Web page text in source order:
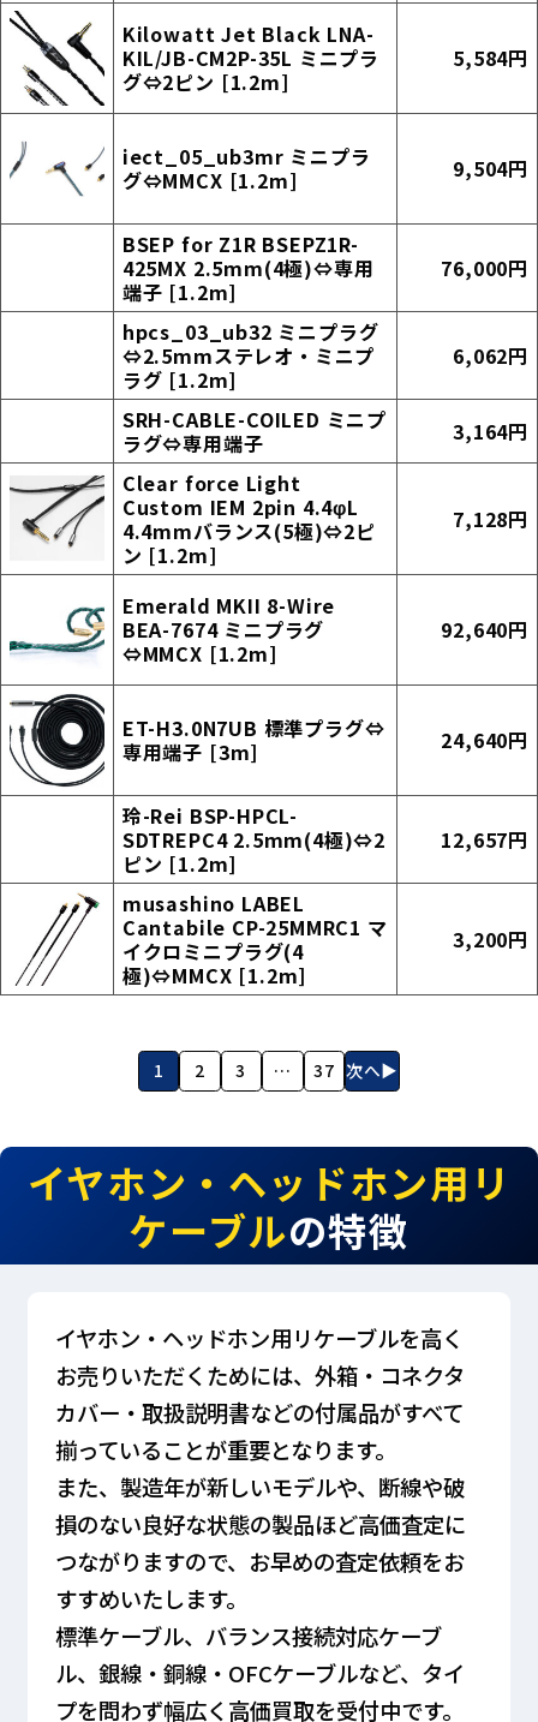
Kilowatt Jet Black LNA-
KIL/JB-CM2P-35L ミニプラ
グ⇔2ピン [1.2m]
5,584円
iect_05_ub3mr ミニプラ
グ⇔MMCX [1.2m]
9,504円
BSEP for Z1R BSEPZ1R-
425MX 2.5mm(4極)⇔専用
端子 [1.2m]
76,000円
hpcs_03_ub32 ミニプラグ
⇔2.5mmステレオ・ミニプ
ラグ [1.2m]
6,062円
SRH-CABLE-COILED ミニプ
ラグ⇔専用端子
3,164円
Clear force Light
Custom IEM 2pin 4.4φL
4.4mmバランス(5極)⇔2ピ
ン [1.2m]
7,128円
Emerald MKII 8-Wire
BEA-7674 ミニプラグ
⇔MMCX [1.2m]
92,640円
ET-H3.0N7UB 標準プラグ⇔
専用端子 [3m]
24,640円
玲-Rei BSP-HPCL-
SDTREPC4 2.5mm(4極)⇔2
ピン [1.2m]
12,657円
musashino LABEL
Cantabile CP-25MMRC1 マ
イクロミニプラグ(4
極)⇔MMCX [1.2m]
3,200円
1 2 3 … 37 次へ▶
イヤホン・ヘッドホン用リ
ケーブルの特徴
イヤホン・ヘッドホン用リケーブルを高く
お売りいただくためには、外箱・コネクタ
カバー・取扱説明書などの付属品がすべて
揃っていることが重要となります。
また、製造年が新しいモデルや、断線や破
損のない良好な状態の製品ほど高価査定に
つながりますので、お早めの査定依頼をお
すすめいたします。
標準ケーブル、バランス接続対応ケーブ
ル、銀線・銅線・OFCケーブルなど、タイ
プを問わず幅広く高価買取を受付中です。